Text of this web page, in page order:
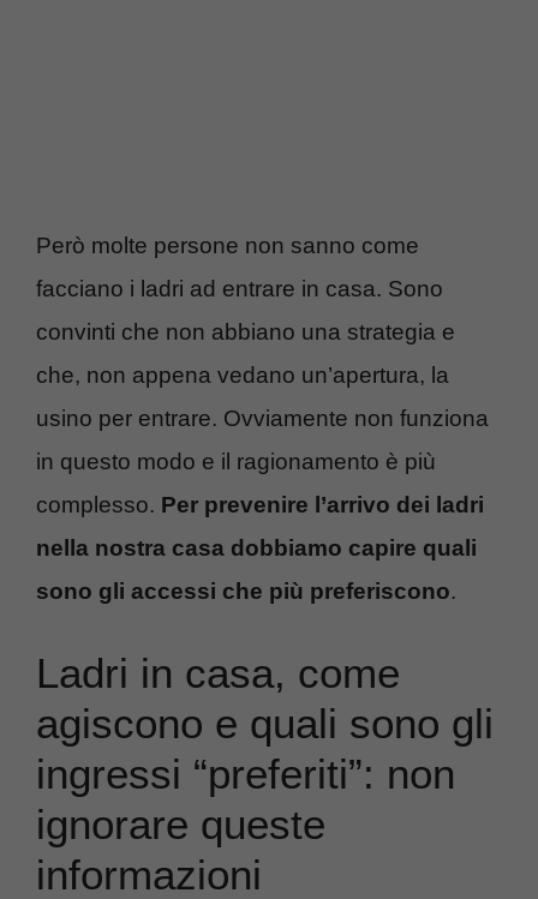
Però molte persone non sanno come
facciano i ladri ad entrare in casa. Sono
convinti che non abbiano una strategia e
che, non appena vedano un’apertura, la
usino per entrare. Ovviamente non funziona
in questo modo e il ragionamento è più
complesso. Per prevenire l’arrivo dei ladri
nella nostra casa dobbiamo capire quali
sono gli accessi che più preferiscono.
Ladri in casa, come
agiscono e quali sono gli
ingressi “preferiti”: non
ignorare queste
informazioni